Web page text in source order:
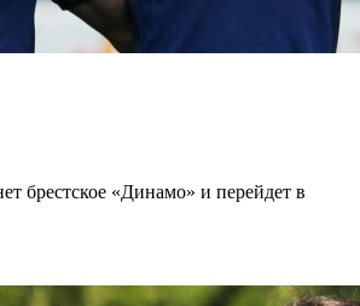
брестское «Динамо» и перейдет в